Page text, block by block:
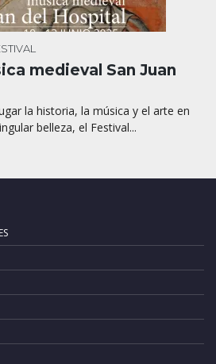
medieval San Juan
la historia, la música y el arte en
belleza, el Festival...